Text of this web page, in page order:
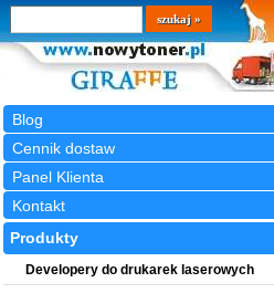
Blog
Cennik dostaw
Panel Klienta
Kontakt
Wyszukiwarka
szukaj
Produkty
Developery do drukarek laserowych